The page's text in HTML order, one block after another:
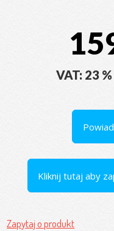
VAT: 23
Kliknij tutaj aby
Zapytaj o produkt